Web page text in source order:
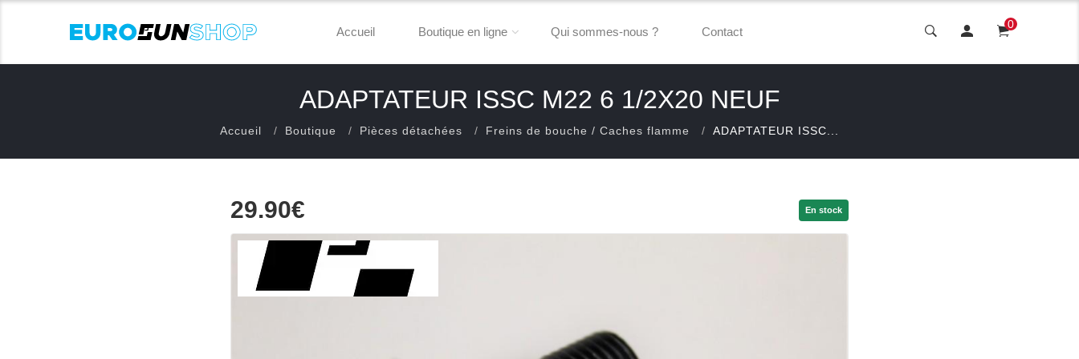
Accueil Boutique en ligne Qui sommes-nous ? Contact
0
ADAPTATEUR ISSC M22 6 1/2X20 NEUF
Accueil Boutique Pièces détachées Freins de bouche / Caches flamme ADAPTATEUR ISSC...
29.90€ En stock